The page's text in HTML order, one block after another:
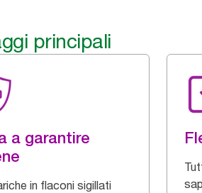
principali
a garantire
in flaconi sigillati